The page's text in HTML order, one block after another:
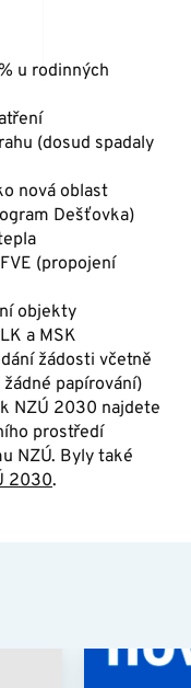
u rodinných
(dosud spadaly
nová oblast
Dešťovka)
(propojení
objekty
a MSK
žádosti včetně
papírování)
NZÚ 2030 najdete
prostředí
NZÚ. Byly také
2030.